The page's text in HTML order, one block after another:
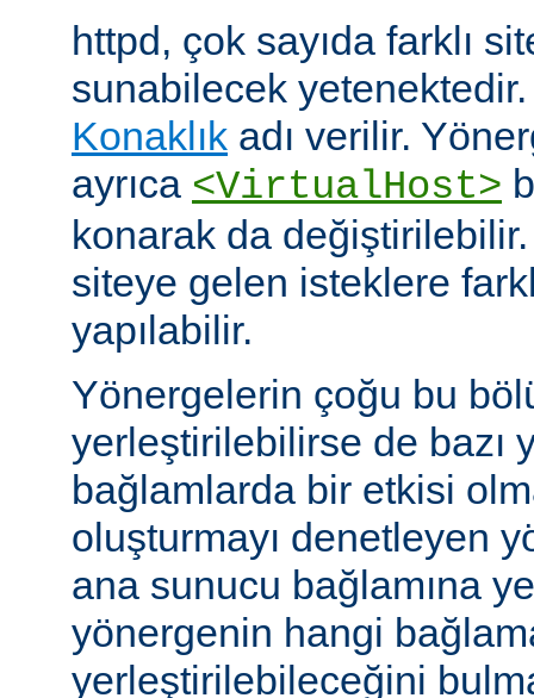
httpd, çok sayıda farklı
sunabilecek
Konaklık adı verilir.
ayrıca <VirtualHost>
konarak da
siteye gelen isteklere
yapılabilir.
Yönergelerin çoğu bu
yerleştirilebilirse de bazı
bağlamlarda bir etkisi
oluşturmayı denetleyen
ana sunucu bağlamına
yönergenin hangi
yerleştirilebileceğini